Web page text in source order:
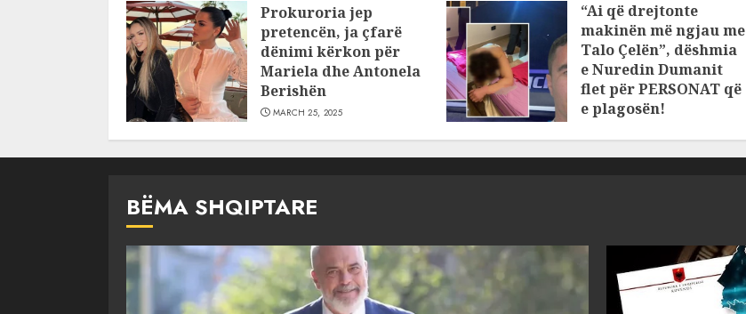
JULY 24, 2025
Prokuroria jep
pretencën, ja çfarë
dënimi kërkon për
Mariela dhe Antonela
Berishën
MARCH 25, 2025
“Ai që drejtonte
makinën më ngjau me
Talo Çelën”, dëshmia
e Nuredin Dumanit
flet për PERSONAT që
e plagosën!
BËMA SHQIPTARE